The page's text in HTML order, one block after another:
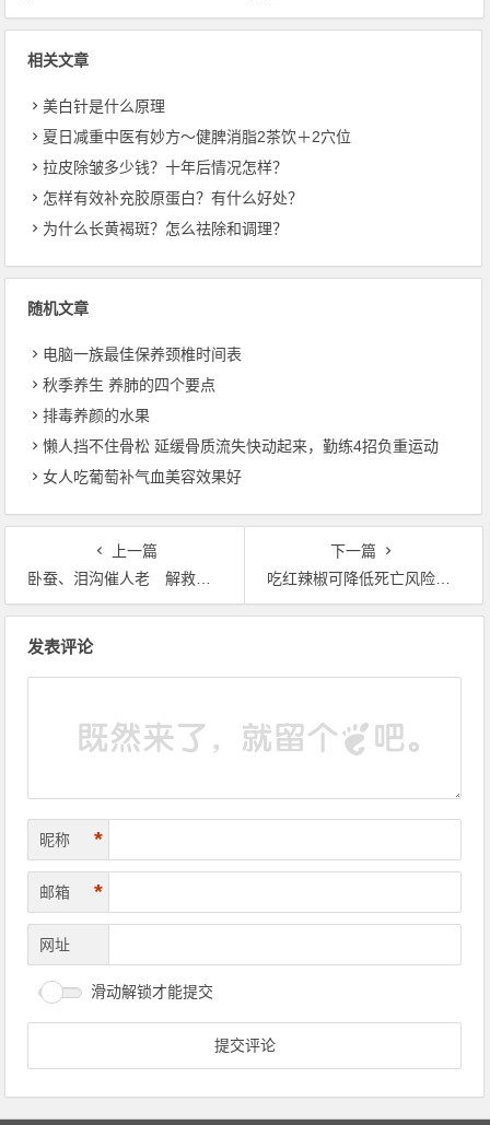
相关文章
美白针是什么原理
夏日减重中医有妙方〜健脾消脂2茶饮＋2穴位
拉皮除皱多少钱？十年后情况怎样？
怎样有效补充胶原蛋白？有什么好处？
为什么长黄褐斑？怎么祛除和调理？
随机文章
电脑一族最佳保养颈椎时间表
秋季养生 养肺的四个要点
排毒养颜的水果
懒人挡不住骨松 延缓骨质流失快动起来，勤练4招负重运动
女人吃葡萄补气血美容效果好
上一篇
卧蚕、泪沟催人老 解救有一套
下一篇
吃红辣椒可降低死亡风险 有痔疮人群尽量少吃辣
发表评论
昵称 *
邮箱 *
网址
滑动解锁才能提交